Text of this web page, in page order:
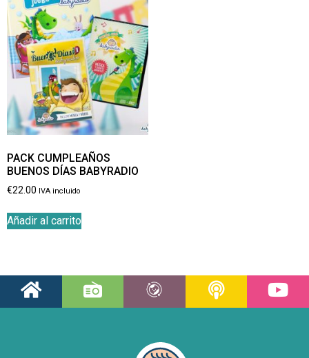
PACK CUMPLEAÑOS
BUENOS DÍAS BABYRADIO
€22.00 IVA incluido
Añadir al carrito